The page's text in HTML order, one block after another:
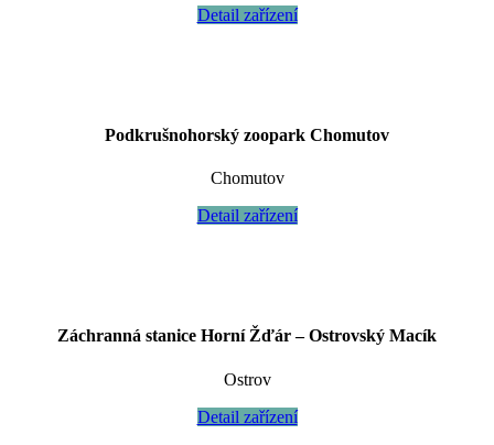
Detail zařízení
Podkrušnohorský zoopark Chomutov
Chomutov
Detail zařízení
Záchranná stanice Horní Žďár – Ostrovský Macík
Ostrov
Detail zařízení